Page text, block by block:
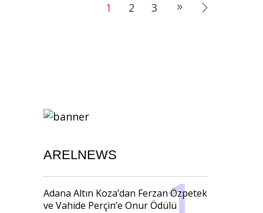
1 2 3
ARELNEWS
Adana Altın Koza’dan Ferzan Özpetek
ve Vahide Perçin’e Onur Ödülü